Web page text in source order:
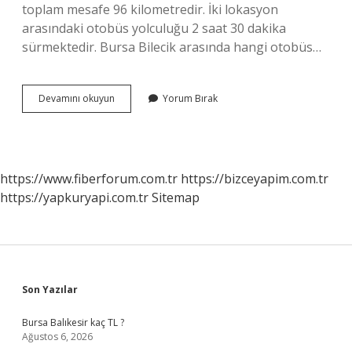
toplam mesafe 96 kilometredir. İki lokasyon
arasındaki otobüs yolculuğu 2 saat 30 dakika
sürmektedir. Bursa Bilecik arasında hangi otobüs…
Devamını okuyun Bozüyük
Ile
Yorum Bırak
https://www.fiberforum.com.tr https://bizceyapim.com.tr
https://yapkuryapi.com.trSitemap
Sidebar
Son Yazılar
Bursa Balıkesir kaç TL ?
Ağustos 6, 2026